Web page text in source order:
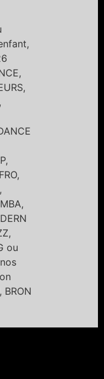
ou
BRON